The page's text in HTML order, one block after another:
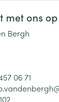
met ons op
Bergh
06 71